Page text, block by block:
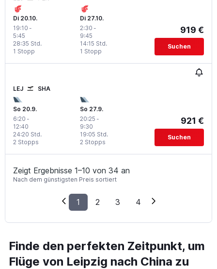
Di 20.10.
19:10 -
5:45
1 Stopp
28:35 Std.
Di 27.10.
2:30 -
9:45
1 Stopp
14:15 Std.
919 €
Suchen
LEJ SHA
So 20.9.
6:20 -
12:40
2 Stopps
24:20 Std.
So 27.9.
20:25 -
9:30
2 Stopps
19:05 Std.
921 €
Suchen
Zeigt Ergebnisse 1–10 von 34 an
Nach dem günstigsten Preis sortiert
1 2 3 4
Finde den perfekten Zeitpunkt, um
Flüge von Leipzig nach China zu